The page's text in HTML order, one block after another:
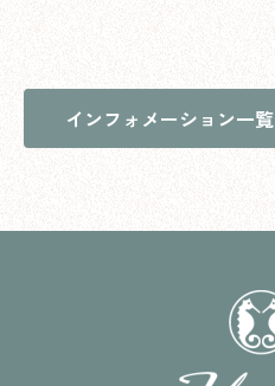
インフォメーション一覧